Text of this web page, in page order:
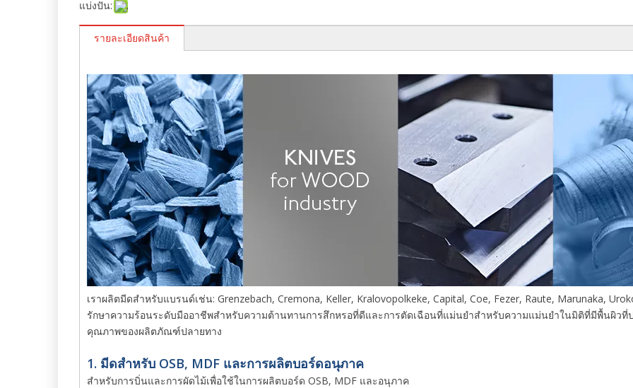
แบ่งปัน:
รายละเอียดสินค้า
เราผลิตมีดสำหรับแบรนด์เช่น: Grenzebach, Cremona, Keller, Kralovopolkeke, Capital, Coe, Fezer, Raute, Marunaka,
รักษาความร้อนระดับมืออาชีพสำหรับความต้านทานการสึกหรอที่ดีและการตัดเฉือนที่แม่นยำสำหรับความแม่นยำในมิติที่มีพื้นผิวที่
คุณภาพของผลิตภัณฑ์ปลายทาง
1. มีดสำหรับ OSB, MDF และการผลิตบอร์ดอนุภาค
สำหรับการบิ่นและการผัดไม้เพื่อใช้ในการผลิตบอร์ด OSB, MDF และอนุภาค